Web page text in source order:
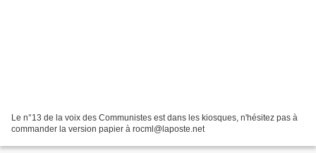
Le n°13 de la voix des Communistes est dans les kiosques, n'hésitez pas à
commander la version papier à rocml@laposte.net